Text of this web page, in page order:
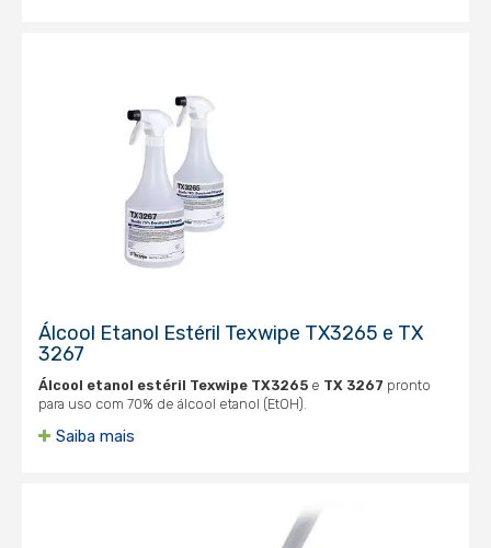
Álcool Etanol Estéril Texwipe TX3265 e TX
3267
Álcool etanol estéril Texwipe TX3265 e TX 3267 pronto
para uso com 70% de álcool etanol (EtOH).
Saiba mais